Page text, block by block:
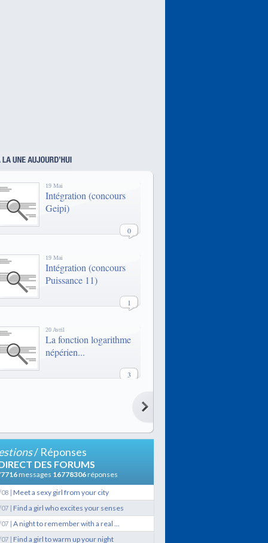
suivre des formations de 5 ans
homologués par l'Etat.
19 Mai
Intégration (concours
Geipi)
0
19 Mai
Intégration (concours
Puissance 11)
1
20 Avril
La fonction logarithme
népérien...
3
3
21 Février
LES QUAIS
9
29 Janvier
Lexique de termes
/ Réponses
DES FORUMS
messages 16778306réponses
08 | Meet a sexy girl from your city
07 | Find a girl who excites your senses
07 | A night to remember with a real ...
07 | Find a girl to warm up your night